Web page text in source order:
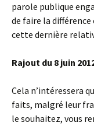
parole publique
de faire la
cette dernière
Rajout du 8 juin
Cela n’intéressera
faits, malgré leur
le souhaitez, vous